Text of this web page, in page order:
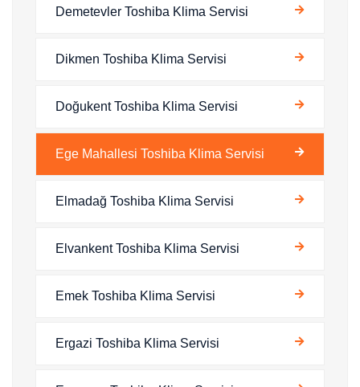
Demetevler Toshiba Klima Servisi
Dikmen Toshiba Klima Servisi
Doğukent Toshiba Klima Servisi
Ege Mahallesi Toshiba Klima Servisi
Elmadağ Toshiba Klima Servisi
Elvankent Toshiba Klima Servisi
Emek Toshiba Klima Servisi
Ergazi Toshiba Klima Servisi